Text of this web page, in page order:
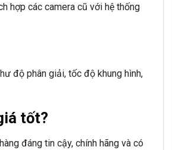
hợp các camera cũ với hệ thống
độ phân giải, tốc độ khung hình,
tốt?
đáng tin cậy, chính hãng và có